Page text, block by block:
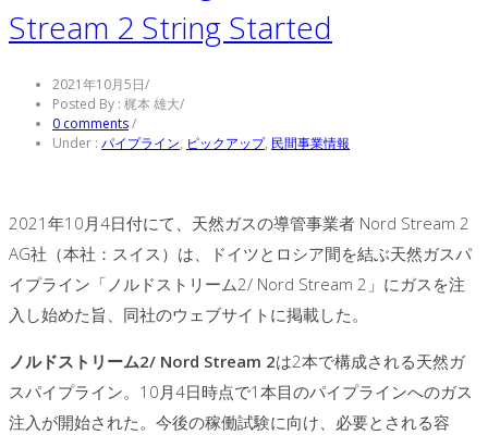
Stream 2 String Started
2021年10月5日/
Posted By : 梶本 雄大/
0 comments/
Under : パイプライン, ピックアップ, 民間事業情報
2021年10月4日付にて、天然ガスの導管事業者 Nord Stream 2
AG社（本社：スイス）は、ドイツとロシア間を結ぶ天然ガスパ
イプライン「ノルドストリーム2/ Nord Stream 2」にガスを注
入し始めた旨、同社のウェブサイトに掲載した。
ノルドストリーム2/ Nord Stream 2は2本で構成される天然ガ
スパイプライン。10月4日時点で1本目のパイプラインへのガス
注入が開始された。今後の稼働試験に向け、必要とされる容